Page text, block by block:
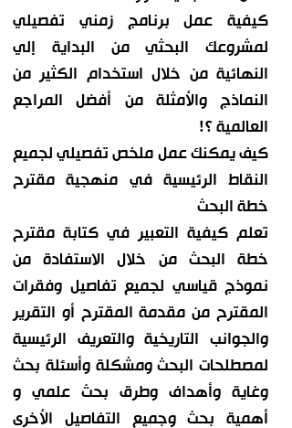
كيفية عمل برنامج زمني تفصيلي
لمشروعك البحثي من البداية إلي
النهائية من خلال استخدام الكثير من
النماذج والأمثلة من أفضل المراجع
العالمية ؟!
كيف يمكنك عمل ملخص تفصيلي لجميع
النقاط الرئيسية في منهجية مقترح
خطة البحث
تعلم كيفية التعبير في كتابة مقترح
خطة البحث من خلال الاستفادة من
نموذج قياسي لجميع تفاصيل وفقرات
المقترح من مقدمة المقترح أو التقرير
والجوانب التاريخية والتعريف الرئيسية
لمصطلحات البحث ومشكلة وأسئلة بحث
وغاية وأهداف وطرق بحث علمي و
أهمية بحث وجميع التفاصيل الأخرى